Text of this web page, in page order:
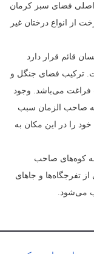
۲۳۰ هکتار بخش‌ اصلی فضای سبز کرمان
۵۰۰ هزار اصله درخت از انواع درختان غیر
قائم قرار دارد
ترکیب فضای جنگل و
فراغت می‌باشد. وجود
صاحب الزمان سبب
را در این مکان به
کوه‌های صاحب
تفرجگاه‌ها و جاهای
می‌شود.